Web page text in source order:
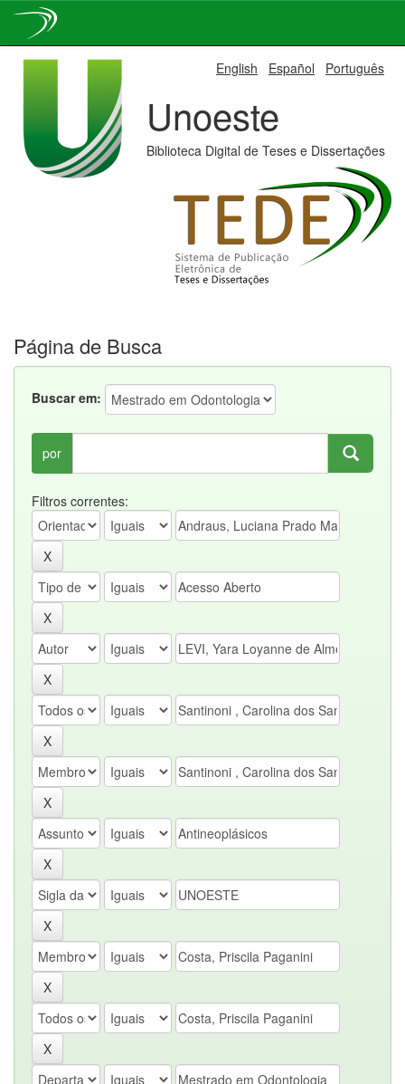
English Español Português
Unoeste
Biblioteca Digital de Teses e Dissertações
Página de Busca
Buscar em:
por
Filtros correntes: